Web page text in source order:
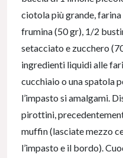
ciotola più grande,
frumina (50 gr), 1/2
setacciato e zucchero
ingredienti liquidi alle
cucchiaio o una spatola
l’impasto si amalgami.
pirottini,
muffin (lasciate mezzo
l’impasto e il bordo).